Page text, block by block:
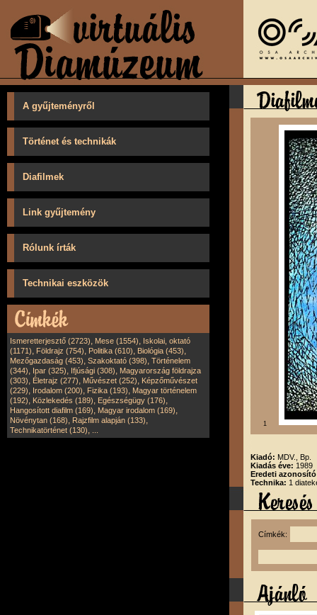
A gyűjteményről
Történet és technikák
Diafilmek
Link gyűjtemény
Rólunk írták
Technikai eszközök
Ismeretterjesztő (2723), Mese (1554), Iskolai, oktató
(1171), Földrajz (754), Politika (610), Biológia (453),
Mezőgazdaság (453), Szakoktató (398), Történelem
(344), Ipar (325), Ifjúsági (308), Magyarország földrajza
(303), Életrajz (277), Művészet (252), Képzőművészet
(229), Irodalom (200), Fizika (193), Magyar történelem
(192), Közlekedés (189), Egészségügy (176),
Hangosított diafilm (169), Magyar irodalom (169),
Növénytan (168), Rajzfilm alapján (133),
Technikatörténet (130),
1
Kiadó: MDV., Bp.
Kiadás éve: 1989
Eredeti
Technika: 1
Címkék: